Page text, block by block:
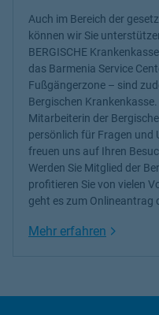
Auch im Bereich der
können wir Sie
BERGISCHE
das Barmenia Service
Fußgängerzone – sind
Bergischen
Mitarbeiterin der
persönlich für Fragen
freuen uns auf Ihren
Werden Sie Mitglied der
profitieren Sie von vielen
geht es zum Onlineantrag
Mehr erfahren Link